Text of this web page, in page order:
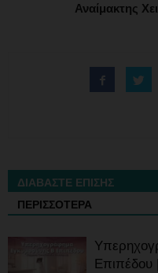
Αναίμακτης
ΔΙΑΒΑΣΤΕ ΕΠΙΣΗΣ
ΠΕΡΙΣΣΟΤΕΡΑ
Επιπέδου